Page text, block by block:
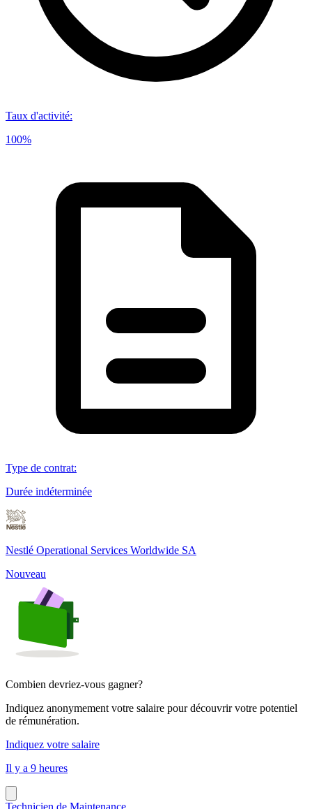
Taux d'activité:
100%
Type de contrat:
Durée indéterminée
Nestlé Operational Services Worldwide SA
Nouveau
Combien devriez-vous gagner?
Indiquez anonymement votre salaire pour découvrir votre potentiel
de rémunération.
Indiquez votre salaire
Il y a 9 heures
Technicien de Maintenance